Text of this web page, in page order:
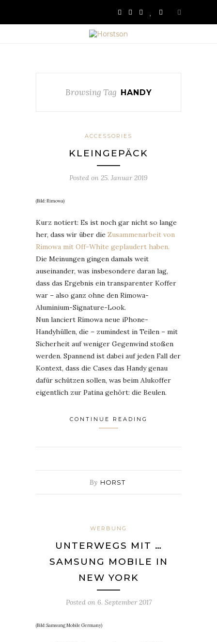
Browsing Tag HANDY
ACCESSORIES
KLEINGEPÄCK
Posted on 25. Januar 2019
(Bild: Rimowa)
Kurz notiert: Es ist noch gar nicht so lange
her, dass wir über die Zusammenarbeit von
Rimowa mit Off-White geplaudert haben.
Die Meinungen gingen damals weit
auseinander, was insbesondere daran lag,
dass das Ergebnis ein transparenter Koffer
war – also ganz ohne den Rimowa-
Aluminium-Signature-Look.
Nun lanciert Rimowa neue iPhone-
Handyhüllen, die – zumindest in Teilen – mit
Sicherheit auf weniger Gegenwind stoßen
werden. Spannend ist dabei auf jeden Fall der
Kontext, dass die Cases das Handy genau
dafür schützen sollen, was beim Alukoffer
eigentlich zur Patina gehört: die Beulen.
CONTINUE READING
By HORST
WERBUNG
UNTERWEGS MIT …
SAMSUNG MOBILE IN
NEW YORK
Posted on 6. September 2017
(Bild: Samsung Mobile Germany)